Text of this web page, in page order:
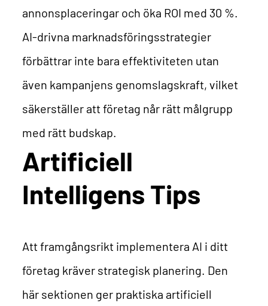
annonsplaceringar och öka ROI med 30 %.
AI-drivna marknadsföringsstrategier
förbättrar inte bara effektiviteten utan
även kampanjens genomslagskraft, vilket
säkerställer att företag når rätt målgrupp
med rätt budskap.
Artificiell
Intelligens Tips
Att framgångsrikt implementera AI i ditt
företag kräver strategisk planering. Den
här sektionen ger praktiska artificiell